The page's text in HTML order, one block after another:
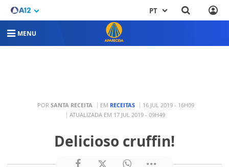
PT
MENU
POR SANTA RECEITA EM RECEITAS
16 JUL 2019 - 16H09
ATUALIZADA EM 17 JUL 2019 - 09H49
Delicioso cruffin!